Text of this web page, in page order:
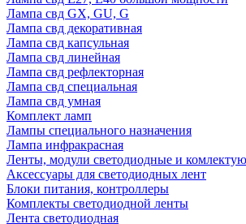
Лампа свд GX, GU, G
Лампа свд декоративная
Лампа свд капсульная
Лампа свд линейная
Лампа свд рефлекторная
Лампа свд специальная
Лампа свд умная
Комплект ламп
Лампы специального назначения
Лампа инфракрасная
Ленты, модули светодиодные и
Аксессуары для светодиодных лент
Блоки питания, контроллеры
Комплекты светодиодной ленты
Лента светодиодная